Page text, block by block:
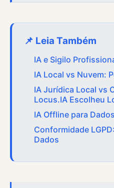
📌 Leia Também
IA e Sigilo
IA Local vs Nuvem:
IA Jurídica Local vs
Locus.IA Escolheu
IA Offline para
Conformidade
Dados